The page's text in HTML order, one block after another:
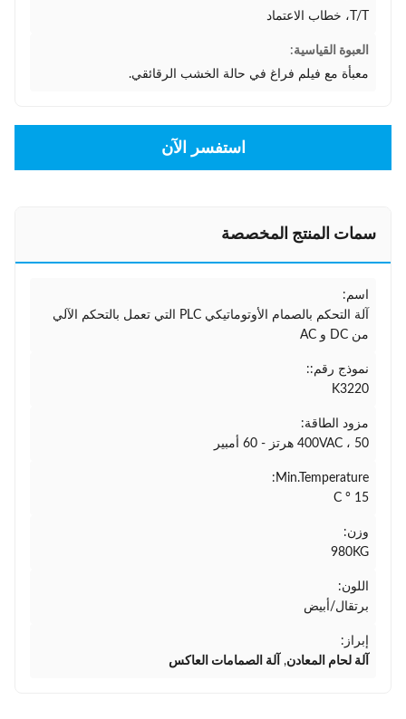
T/T، خطاب الاعتماد
العبوة القياسية:
معبأة مع فيلم فراغ في حالة الخشب الرقائقي.
استفسر الآن
سمات المنتج المخصصة
اسم:
آلة التحكم بالصمام الأوتوماتيكي PLC التي تعمل بالتحكم الآلي
من DC و AC
نموذج رقم::
K3220
مزود الطاقة:
400VAC ، 50 هرتز - 60 أمبير
Min.Temperature:
15 ° C
وزن:
980KG
اللون:
برتقال/أبيض
إبراز:
آلة لحام المعادن, آلة الصمامات العاكس